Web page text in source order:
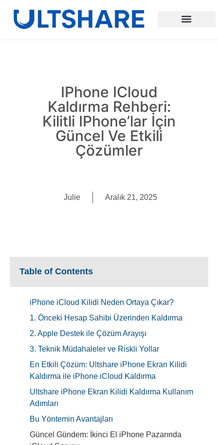
IPhone ICloud
Kaldırma Rehberi:
Kilitli IPhone’lar İçin
Güncel Ve Etkili
Çözümler
Julie Aralık 21, 2025
Table of Contents
iPhone iCloud Kilidi Neden Ortaya Çıkar?
1. Önceki Hesap Sahibi Üzerinden Kaldırma
2. Apple Destek ile Çözüm Arayışı
3. Teknik Müdahaleler ve Riskli Yollar
En Etkili Çözüm: Ultshare iPhone Ekran Kilidi
Kaldırma ile iPhone iCloud Kaldırma
Ultshare iPhone Ekran Kilidi Kaldırma Kullanım
Adımları
Bu Yöntemin Avantajları
Güncel Gündem: İkinci El iPhone Pazarında